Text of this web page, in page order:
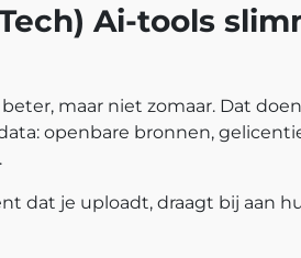
Ai-tools
maar niet zomaar. Dat
openbare bronnen,
dat je uploadt, draagt bij aan